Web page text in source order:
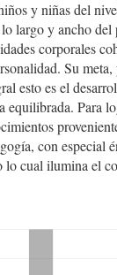
y niñas del
largo y ancho del
corporales
Su
esto es el
equilibrada. Para
con especial
lo cual ilumina el